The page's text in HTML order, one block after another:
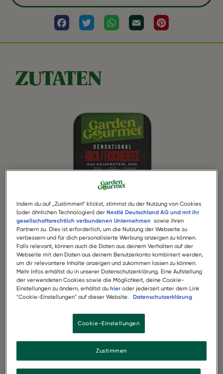
FacebookTwitter WhatsAppEmail
ZUTATEN
1 Packung Garden Gourmet Sensational Hack
200 g gemischter 3-Farben-Reis oder 150 g
gemischter Quinoa
1 roter Apfel
100 g frische/gefrorene Preiselbeeren
Indem du auf „Zustimmen“ klickst, stimmst du der Nutzung von Cookies
(oder ähnlichen Technologien) derNestlé Deutschland AG und mit ihr
gesellschaftsrechtlich verbundenen Unternehmen sowie ihren
Partnern zu. Dies ist erforderlich, um die Nutzung der Webseite zu
verbessern und für dich personalisierte Werbung anzeigen zu können.
Falls relevant, können auch die Daten aus deinem Verhalten auf der
Webseite mit den Daten aus deinem Benutzerkonto kombiniert werden,
um dir relevantere Inhalte anzeigen und zukommen lassen zu können.
Mehr Infos erhältst du in unserer Datenschutzerklärung. Eine Aufstellung
der verwendeten Cookies sowie die Möglichkeit, deine Cookie-
Einstellungen zu ändern, erhältst duhier oder jederzeit unter dem Link
"Cookie-Einstellungen" auf dieser Website.
Datenschutzerklärung
Cookie-Einstellungen
Zustimmen